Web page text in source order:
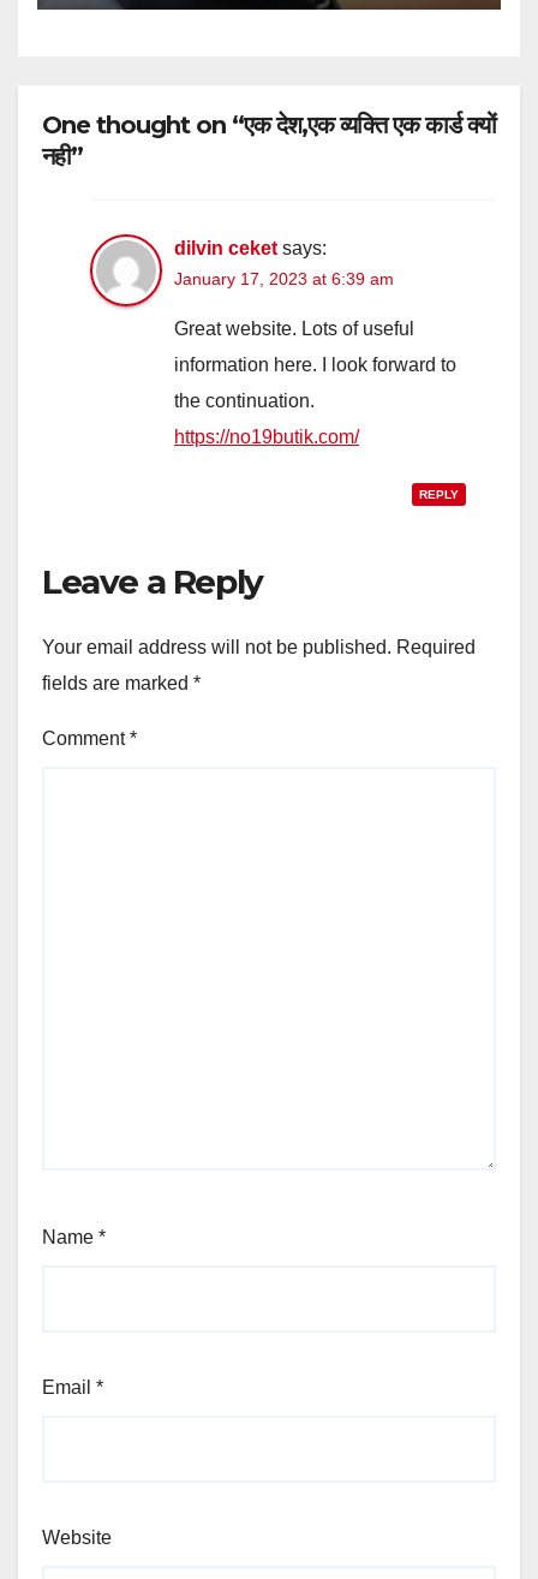
One thought on “एक देश,एक व्यक्ति एक कार्ड क्यों
नही”
dilvin ceket says:
January 17, 2023 at 6:39 am
Great website. Lots of useful
information here. I look forward to
the continuation.
https://no19butik.com/
REPLY
Leave a Reply
Your email address will not be published. Required
fields are marked *
Comment*
Name *
Email *
Website